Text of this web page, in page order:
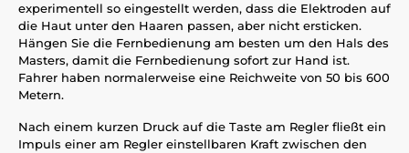
experimentell so eingestellt werden, dass die Elektroden auf
die Haut unter den Haaren passen, aber nicht ersticken.
Hängen Sie die Fernbedienung am besten um den Hals des
Masters, damit die Fernbedienung sofort zur Hand ist.
Fahrer haben normalerweise eine Reichweite von 50 bis 600
Metern.
Nach einem kurzen Druck auf die Taste am Regler fließt ein
Impuls einer am Regler einstellbaren Kraft zwischen den